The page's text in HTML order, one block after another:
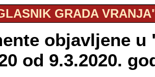
GRADA
objavljene
od 9.3.2020.